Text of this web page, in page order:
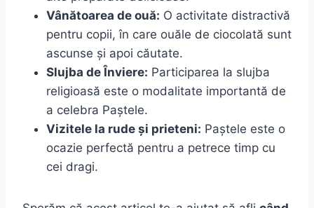
Vânătoarea de ouă: O activitate distractivă
pentru copii, în care ouăle de ciocolată sunt
ascunse și apoi căutate.
Slujba de Înviere: Participarea la slujba
religioasă este o modalitate importantă de
a celebra Paștele.
Vizitele la rude și prieteni: Paștele este o
ocazie perfectă pentru a petrece timp cu
cei dragi.